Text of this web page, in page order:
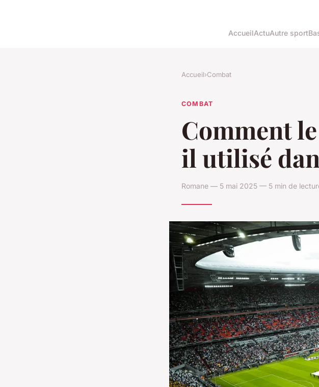
AccueilActuAutre sport
Accueil›Combat
COMBAT
Comment
il utilisé
Romane — 5 mai 2025 — 5 min de